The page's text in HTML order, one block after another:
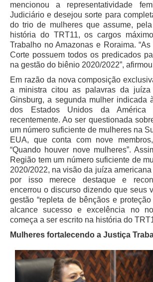
Gestão de Pessoas
Auditoria e Prestação de Contas
Sustentabilidade
Acessibilidade
LGPD
Legislação
Acórdãos
Atos Administrativos
Biblioteca Digital
Código de Ética dos Servidores
Diário Eletrônico JT
Diário Oficial
Eliminação de Autos
Ementário
Manual de Redação
Produtividade dos magistrados
mencionou a representatividade
Judiciário e desejou sorte para
do trio de mulheres que assume,
história do TRT11, os cargos
Trabalho no Amazonas e Roraima.
Corte possuem todos os predicados
na gestão do biênio 2020/2022”,
Em razão da nova composição
a ministra citou as palavras da juíza
Ginsburg, a segunda mulher indicada
dos Estados Unidos da América
recentemente. Ao ser questionada
um número suficiente de mulheres na
EUA, que conta com nove
“Quando houver nove mulheres”.
Região tem um número suficiente de
2020/2022, na visão da juíza
por isso merece destaque e
encerrou o discurso dizendo que seus
gestão “repleta de bênçãos e
alcance sucesso e excelência no
começa a ser escrito na história do
Mulheres fortalecendo a Justiça